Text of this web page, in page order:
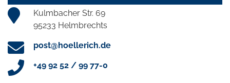
Kulmbacher Str. 69
95233 Helmbrechts
post@hoellerich.de
+49 92 52 / 99 77-0